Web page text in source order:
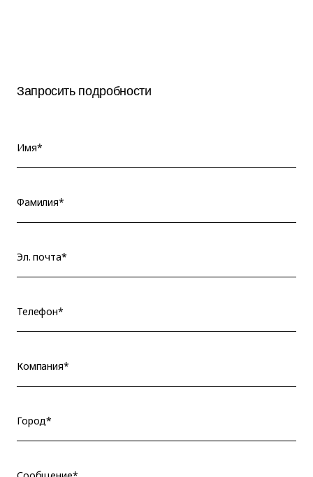
Запросить подробности
Имя*
Фамилия*
Эл. почта*
Телефон*
Компания*
Город*